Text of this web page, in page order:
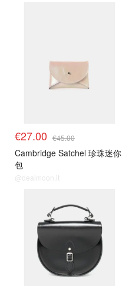
€27.00 €45.00
Cambridge Satchel 珍珠迷你
包
@dealmoon.it